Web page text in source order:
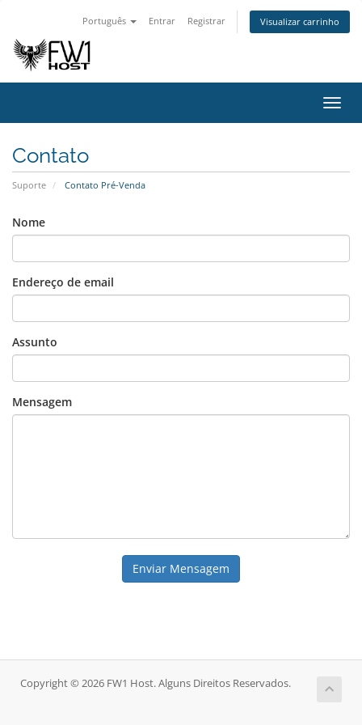
Português Entrar Registrar Visualizar carrinho
Contato
Suporte Contato Pré-Venda
Nome
Endereço de email
Assunto
Mensagem
Enviar Mensagem
Copyright © 2026 FW1 Host. Alguns Direitos Reservados.